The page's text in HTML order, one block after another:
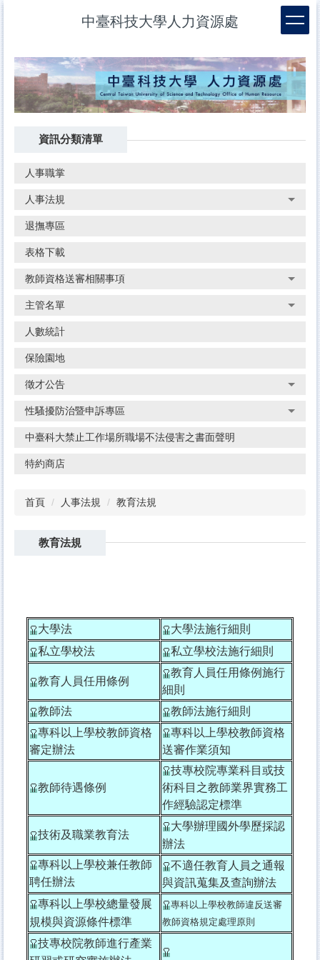
要
內
容
區
中臺科技大學人力資源處
資訊分類清單
人事職掌
人事法規
退撫專區
表格下載
教師資格送審相關事項
主管名單
人數統計
保險園地
徵才公告
性騷擾防治暨申訴專區
中臺科大禁止工作場所職場不法侵害之書面聲明
特約商店
首頁 人事法規 教育法規
教育法規
大學法
大學法施行細則
私立學校法
私立學校法施行細則
教育人員任用條例
教育人員任用條例施行
細則
教師法
教師法施行細則
專科以上學校教師資格
審定辦法
專科以上學校教師資格
送審作業須知
教師待遇條例
技專校院專業科目或技
術科目之教師業界實務工
作經驗認定標準
技術及職業教育法
大學辦理國外學歷採認
辦法
專科以上學校兼任教師
聘任辦法
不適任教育人員之通報
與資訊蒐集及查詢辦法
專科以上學校總量發展
規模與資源條件標準
專科以上學校教師違反送審
教師資格規定處理原則
技專校院教師進行產業